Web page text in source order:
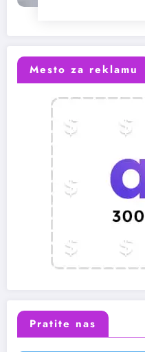
Mesto za reklamu
Pratite nas